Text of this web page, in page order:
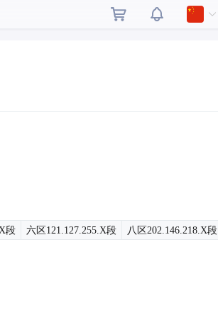
段 六区121.127.255.X段 八区202.146.218.X段